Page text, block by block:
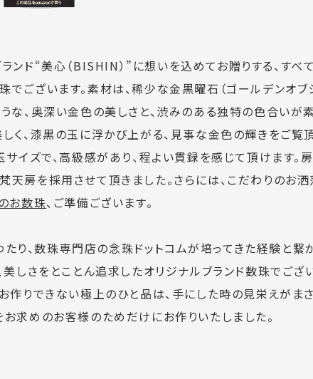
ンド“美心（BISHIN）”に想いを込めてお贈りする、す
ございます。素材は、稀少な金黒曜石（ゴールデンオブ
な、奥深い金色の美しさと、渋みのある独特の色合いが
く、漆黒の玉に浮かび上がる、見事な金色の輝きをご覧
イズで、高級感があり、程よい貫録を感じて頂けます。房
天房を採用させて頂きました。さらには、こだわりのお
お数珠、ご準備ございます。
り、数珠専門店の念珠ドットコムが培ってきた経験と繋が
美しさをとことん追求したオリジナルブランド数珠でござ
作りできない極上のひと品は、手にした時の見栄えがま
求めのお客様のためだけにお作りいたしました。